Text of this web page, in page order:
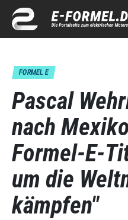
FORMEL E
Pascal
nach
Formel-E-
um die
kämpfen"